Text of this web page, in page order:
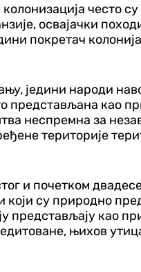
често
освајачки
покретач
једини народи
као
неспремна за
територије
и почетком
који су природно
представљају као
њихов